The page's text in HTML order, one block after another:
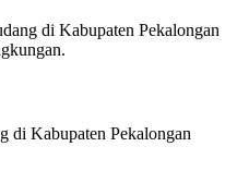
di Kabupaten Pekalongan
di Kabupaten Pekalongan